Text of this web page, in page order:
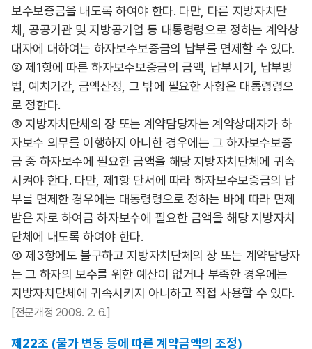
보수보증금을 내도록 하여야 한다. 다만, 다른 지방자치단
체, 공공기관 및 지방공기업 등 대통령령으로 정하는 계약상
대자에 대하여는 하자보수보증금의 납부를 면제할 수 있다.
② 제1항에 따른 하자보수보증금의 금액, 납부시기, 납부방
법, 예치기간, 금액산정, 그 밖에 필요한 사항은 대통령령으
로 정한다.
③ 지방자치단체의 장 또는 계약담당자는 계약상대자가 하
자보수 의무를 이행하지 아니한 경우에는 그 하자보수보증
금 중 하자보수에 필요한 금액을 해당 지방자치단체에 귀속
시켜야 한다. 다만, 제1항 단서에 따라 하자보수보증금의 납
부를 면제한 경우에는 대통령령으로 정하는 바에 따라 면제
받은 자로 하여금 하자보수에 필요한 금액을 해당 지방자치
단체에 내도록 하여야 한다.
④ 제3항에도 불구하고 지방자치단체의 장 또는 계약담당자
는 그 하자의 보수를 위한 예산이 없거나 부족한 경우에는
지방자치단체에 귀속시키지 아니하고 직접 사용할 수 있다.
[전문개정 2009. 2. 6.]
제22조 (물가 변동 등에 따른 계약금액의 조정)